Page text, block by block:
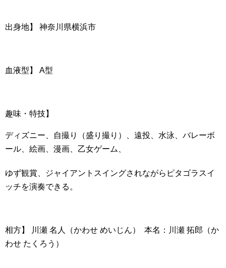
出身地】 神奈川県横浜市
血液型】 A型
趣味・特技】
ディズニー、自撮り（盛り撮り）、遠投、水泳、バレーボ
ール、絵画、漫画、乙女ゲーム、
ゆず観賞、
ジャイアントスイングされながらピタゴラスイ
ッチを演奏できる。
相方】 川瀬 名人（かわせ めいじん） 本名：川瀬 拓郎（か
わせ たくろう）